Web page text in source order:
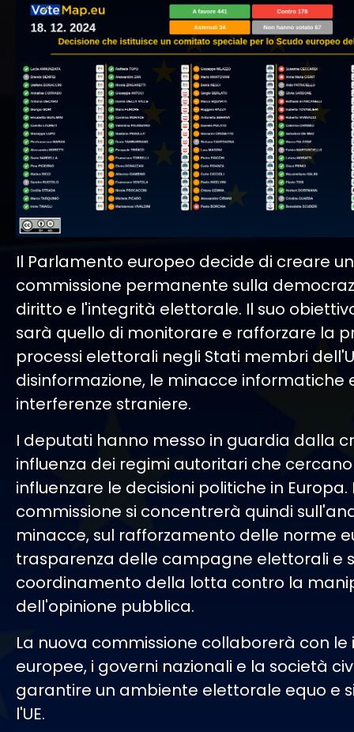
Il Parlamento europeo decide di creare
commissione permanente sulla
diritto e l'integrità elettorale. Il suo
sarà quello di monitorare e rafforzare la
processi elettorali negli Stati membri
disinformazione, le minacce informatiche
interferenze straniere.
I deputati hanno messo in guardia dalla
influenza dei regimi autoritari che
influenzare le decisioni politiche in Europa.
commissione si concentrerà quindi
minacce, sul rafforzamento delle norme
trasparenza delle campagne elettorali e
coordinamento della lotta contro la
dell'opinione pubblica.
La nuova commissione collaborerà con le
europee, i governi nazionali e la società
garantire un ambiente elettorale equo e
l'UE.